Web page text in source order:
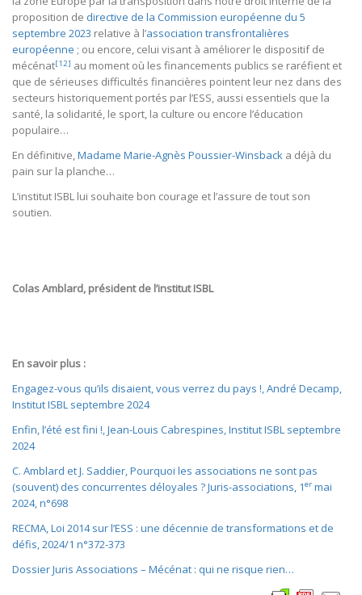
proposition de directive de la Commission européenne du 5
septembre 2023 relative à l’association transfrontalières
européenne ; ou encore, celui visant à améliorer le dispositif de
mécénat[12] au moment où les financements publics se raréfient et
que de sérieuses difficultés financières pointent leur nez dans des
secteurs historiquement portés par l’ESS, aussi essentiels que la
santé, la solidarité, le sport, la culture ou encore l’éducation
populaire…
En définitive,Madame Marie-Agnès Poussier-Winsback a déjà du
pain sur la planche…
L’institut ISBL lui souhaite bon courage et l’assure de tout son
soutien.
Colas Amblard, président de l’institut ISBL
En savoir plus :
Engagez-vous qu’ils disaient, vous verrez du pays !, André Decamp,
Institut ISBL septembre 2024
Enfin, l’été est fini !, Jean-Louis Cabrespines, Institut ISBL septembre
2024
C. Amblard et J. Saddier, Pourquoi les associations ne sont pas
(souvent) des concurrentes déloyales ? Juris-associations, 1er mai
2024, n°698
RECMA, Loi 2014 sur l’ESS : une décennie de transformations et de
défis, 2024/1 n°372-373
Dossier Juris Associations – Mécénat : qui ne risque rien…